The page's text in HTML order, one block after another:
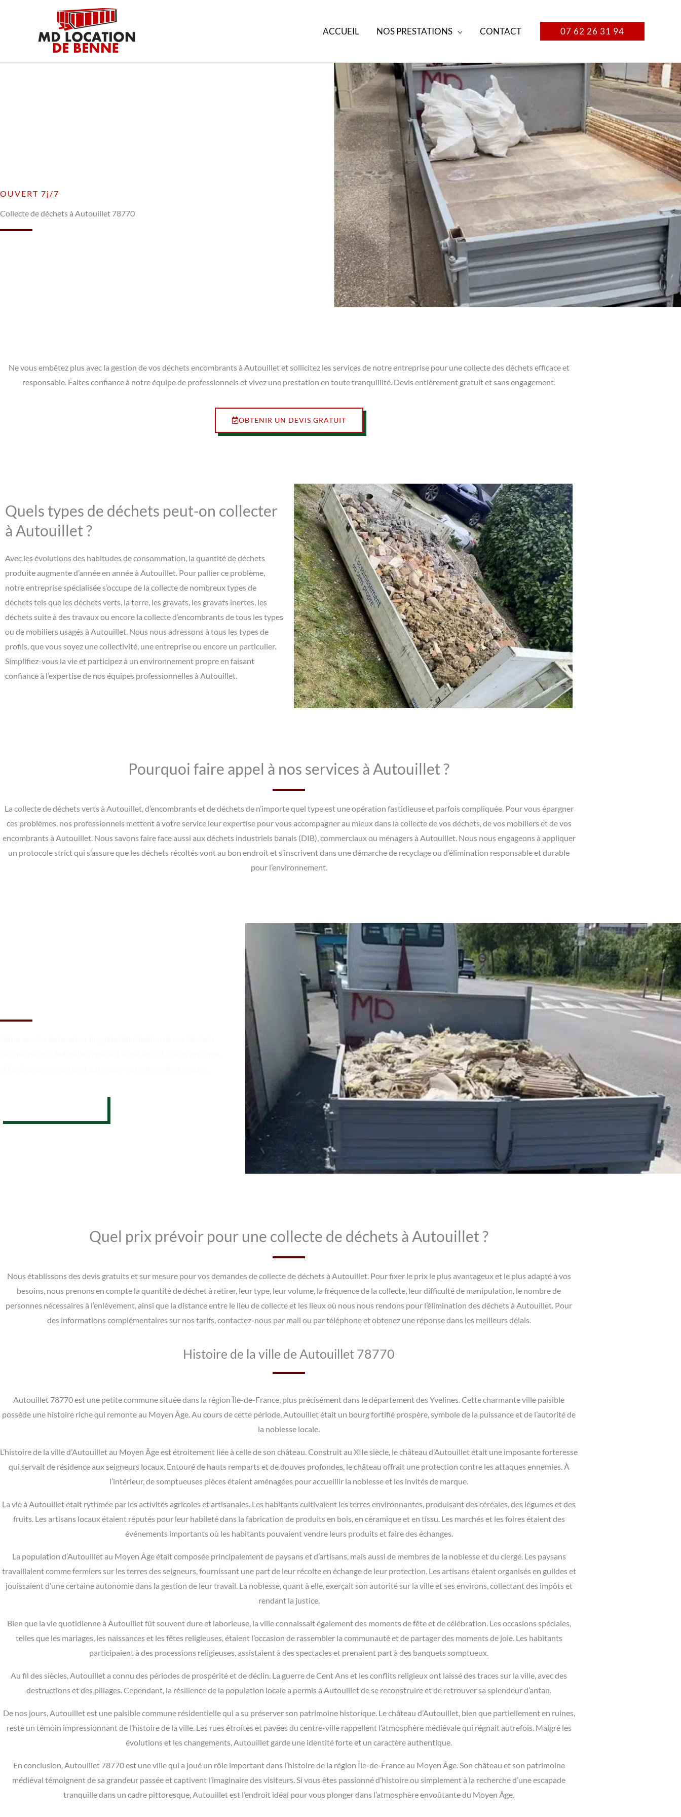
ACCUEIL NOS PRESTATIONS CONTACT 07 62 26 31 94
OUVERT 7j/7
Collecte de déchets à Autouillet 78770
Ne vous embêtez plus avec la gestion de vos déchets encombrants à Autouillet et sollicitez les services de notre entreprise pour une collecte des déchets efficace et
responsable. Faites confiance à notre équipe de professionnels et vivez une prestation en toute tranquillité. Devis entièrement gratuit et sans engagement.
OBTENIR UN DEVIS GRATUIT
Quels types de déchets peut-on collecter
à Autouillet ?
Avec les évolutions des habitudes de consommation, la quantité de déchets
produite augmente d’année en année à Autouillet. Pour pallier ce problème,
notre entreprise spécialisée s’occupe de la collecte de nombreux types de
déchets tels que les déchets verts, la terre, les gravats, les gravats inertes, les
déchets suite à des travaux ou encore la collecte d’encombrants de tous les types
ou de mobiliers usagés à Autouillet. Nous nous adressons à tous les types de
profils, que vous soyez une collectivité, une entreprise ou encore un particulier.
Simplifiez-vous la vie et participez à un environnement propre en faisant
confiance à l’expertise de nos équipes professionnelles à Autouillet.
Pourquoi faire appel à nos services à Autouillet ?
La collecte de déchets verts à Autouillet, d’encombrants et de déchets de n’importe quel type est une opération fastidieuse et parfois compliquée. Pour vous épargner
ces problèmes, nos professionnels mettent à votre service leur expertise pour vous accompagner au mieux dans la collecte de vos déchets, de vos mobiliers et de vos
encombrants à Autouillet. Nous savons faire face aussi aux déchets industriels banals (DIB), commerciaux ou ménagers à Autouillet. Nous nous engageons à appliquer
un protocole strict qui s’assure que les déchets récoltés vont au bon endroit et s’inscrivent dans une démarche de recyclage ou d’élimination responsable et durable
pour l’environnement.
Quel prix prévoir pour une collecte de déchets à Autouillet ?
Nous établissons des devis gratuits et sur mesure pour vos demandes de collecte de déchets à Autouillet. Pour fixer le prix le plus avantageux et le plus adapté à vos
besoins, nous prenons en compte la quantité de déchet à retirer, leur type, leur volume, la fréquence de la collecte, leur difficulté de manipulation, le nombre de
personnes nécessaires à l’enlèvement, ainsi que la distance entre le lieu de collecte et les lieux où nous nous rendons pour l’élimination des déchets à Autouillet. Pour
des informations complémentaires sur nos tarifs, contactez-nous par mail ou par téléphone et obtenez une réponse dans les meilleurs délais.
Histoire de la ville de Autouillet 78770
Autouillet 78770 est une petite commune située dans la région Île-de-France, plus précisément dans le département des Yvelines. Cette charmante ville paisible
possède une histoire riche qui remonte au Moyen Âge. Au cours de cette période, Autouillet était un bourg fortifié prospère, symbole de la puissance et de l’autorité de
la noblesse locale.
L’histoire de la ville d’Autouillet au Moyen Âge est étroitement liée à celle de son château. Construit au XIIe siècle, le château d’Autouillet était une imposante forteresse
qui servait de résidence aux seigneurs locaux. Entouré de hauts remparts et de douves profondes, le château offrait une protection contre les attaques ennemies. À
l’intérieur, de somptueuses pièces étaient aménagées pour accueillir la noblesse et les invités de marque.
La vie à Autouillet était rythmée par les activités agricoles et artisanales. Les habitants cultivaient les terres environnantes, produisant des céréales, des légumes et des
fruits. Les artisans locaux étaient réputés pour leur habileté dans la fabrication de produits en bois, en céramique et en tissu. Les marchés et les foires étaient des
événements importants où les habitants pouvaient vendre leurs produits et faire des échanges.
La population d’Autouillet au Moyen Âge était composée principalement de paysans et d’artisans, mais aussi de membres de la noblesse et du clergé. Les paysans
travaillaient comme fermiers sur les terres des seigneurs, fournissant une part de leur récolte en échange de leur protection. Les artisans étaient organisés en guildes et
jouissaient d’une certaine autonomie dans la gestion de leur travail. La noblesse, quant à elle, exerçait son autorité sur la ville et ses environs, collectant des impôts et
rendant la justice.
Bien que la vie quotidienne à Autouillet fût souvent dure et laborieuse, la ville connaissait également des moments de fête et de célébration. Les occasions spéciales,
telles que les mariages, les naissances et les fêtes religieuses, étaient l’occasion de rassembler la communauté et de partager des moments de joie. Les habitants
participaient à des processions religieuses, assistaient à des spectacles et prenaient part à des banquets somptueux.
Au fil des siècles, Autouillet a connu des périodes de prospérité et de déclin. La guerre de Cent Ans et les conflits religieux ont laissé des traces sur la ville, avec des
destructions et des pillages. Cependant, la résilience de la population locale a permis à Autouillet de se reconstruire et de retrouver sa splendeur d’antan.
De nos jours, Autouillet est une paisible commune résidentielle qui a su préserver son patrimoine historique. Le château d’Autouillet, bien que partiellement en ruines,
reste un témoin impressionnant de l’histoire de la ville. Les rues étroites et pavées du centre-ville rappellent l’atmosphère médiévale qui régnait autrefois. Malgré les
évolutions et les changements, Autouillet garde une identité forte et un caractère authentique.
En conclusion, Autouillet 78770 est une ville qui a joué un rôle important dans l’histoire de la région Île-de-France au Moyen Âge. Son château et son patrimoine
médiéval témoignent de sa grandeur passée et captivent l’imaginaire des visiteurs. Si vous êtes passionné d’histoire ou simplement à la recherche d’une escapade
tranquille dans un cadre pittoresque, Autouillet est l’endroit idéal pour vous plonger dans l’atmosphère envoûtante du Moyen Âge.